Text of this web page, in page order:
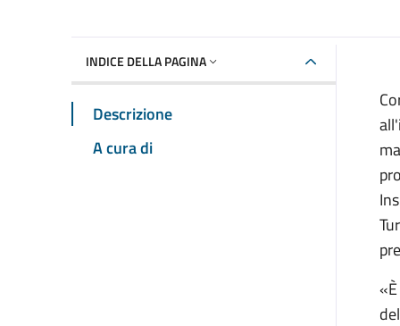
INDICE DELLA PAGINA
Descrizione
A cura di